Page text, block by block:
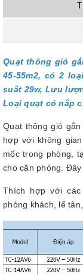
Quạt thông gió
45-55m2, có 2
suất 29w, Lưu
Loại quạt có nắp
Quạt thông gió
hợp với không
mốc trong phòng,
cho căn phòng.
Thích hợp với
phòng khách, lế